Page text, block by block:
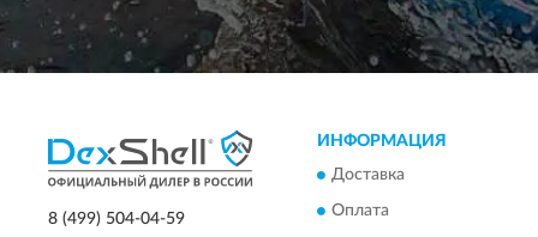
8 (499) 504-04-59
ИНФОРМАЦИЯ
Доставка
Оплата